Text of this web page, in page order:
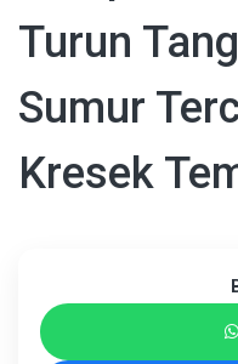
Turun
Sumur
Kresek